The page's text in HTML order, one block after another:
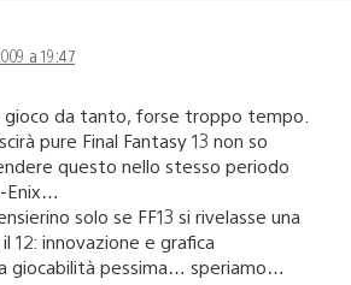
a 19:47
da tanto, forse troppo tempo.
pure Final Fantasy 13 non so
questo nello stesso periodo
solo se FF13 si rivelasse una
12: innovazione e grafica
giocabilità pessima… speriamo…